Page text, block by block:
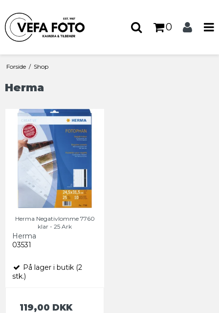
0
Forside / Shop
Herma
Herma Negativlomme 7760
klar - 25 Ark
Herma
03531
På lager i butik (2
stk.)
119,00 DKK